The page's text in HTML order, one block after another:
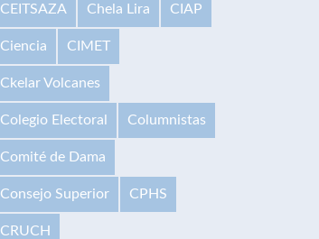
CEITSAZA Chela Lira CIAP
Ciencia CIMET
Ckelar Volcanes
Colegio Electoral Columnistas
Comité de Dama
Consejo Superior CPHS
CRUCH